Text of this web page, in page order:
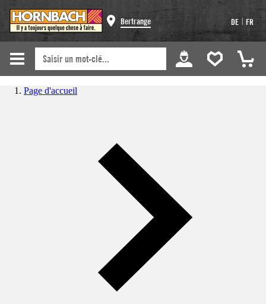
Bertrange DE | FR
Page d'accueil